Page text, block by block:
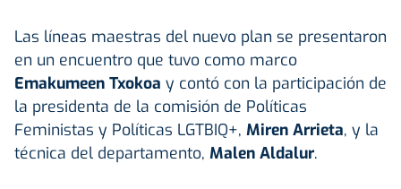
Las líneas maestras del nuevo plan se presentaron
en un encuentro que tuvo como marco
Emakumeen Txokoa y contó con la participación de
la presidenta de la comisión de Políticas
Feministas y Políticas LGTBIQ+, Miren Arrieta, y la
técnica del departamento, Malen Aldalur.